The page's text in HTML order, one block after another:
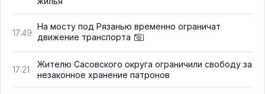
17:49
На мосту под Рязанью временно ограничат
движение транспорта
17:21
Жителю Сасовского округа ограничили свободу за
незаконное хранение патронов